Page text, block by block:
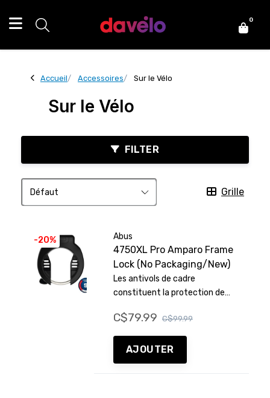
0
Accueil Accessoires Sur le Vélo
Sur le Vélo
FILTER
Grille
-20% Abus
4750XL Pro Amparo Frame
Lock (No Packaging/New)
Les antivols de cadre
constituent la protection de
faites juste un saut à la
boulangerie, ils constituent une
solution pratique pour protéger
votre vélo contre le vol rapide
C$79.99 C$99.99
AJOUTER